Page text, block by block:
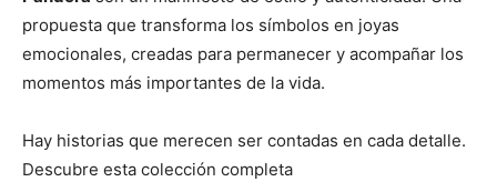
propuesta que transforma los símbolos en joyas
emocionales, creadas para permanecer y acompañar los
momentos más importantes de la vida.
Hay historias que merecen ser contadas en cada detalle.
Descubre esta colección completa